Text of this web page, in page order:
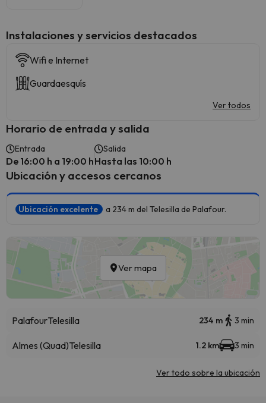
Instalaciones y servicios destacados
Wifi e Internet
Guardaesquís
Ver todos
Horario de entrada y salida
Entrada
De 16:00 h a 19:00 h
Salida
Hasta las 10:00 h
Ubicación y accesos cercanos
Ubicación excelente a 234 m del Telesilla de Palafour.
Ver mapa
PalafourTelesilla 234 m 3 min
Almes (Quad)Telesilla 1.2 km 3 min
Ver todo sobre la ubicación